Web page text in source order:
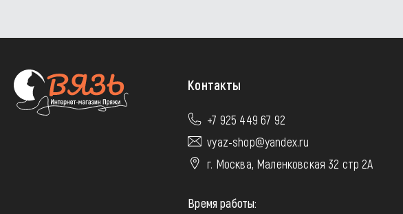
Контакты
+7 925 449 67 92
vyaz-shop@yandex.ru
г. Москва, Маленковская 32 стр 2А
Время работы: